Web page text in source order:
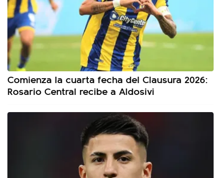
Comienza la cuarta fecha del Clausura 2026:
Rosario Central recibe a Aldosivi